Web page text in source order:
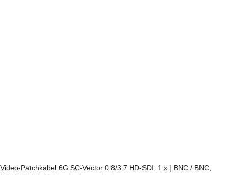
Video-Patchkabel 6G SC-Vector 0.8/3.7 HD-SDI, 1 x | BNC / BNC,